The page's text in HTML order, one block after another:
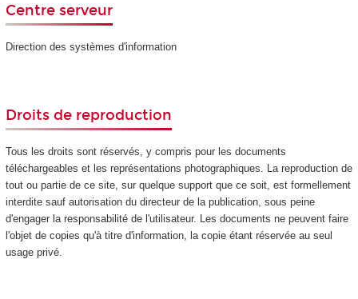
Centre serveur
Direction des systèmes d'information
Droits de reproduction
Tous les droits sont réservés, y compris pour les documents
téléchargeables et les représentations photographiques. La reproduction de
tout ou partie de ce site, sur quelque support que ce soit, est formellement
interdite sauf autorisation du directeur de la publication, sous peine
d'engager la responsabilité de l'utilisateur. Les documents ne peuvent faire
l'objet de copies qu'à titre d'information, la copie étant réservée au seul
usage privé.